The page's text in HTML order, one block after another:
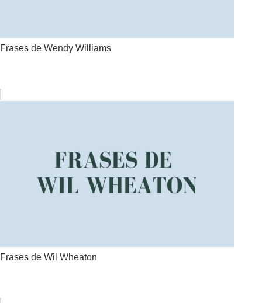
Frases de Wendy Williams
Frases de Wil Wheaton